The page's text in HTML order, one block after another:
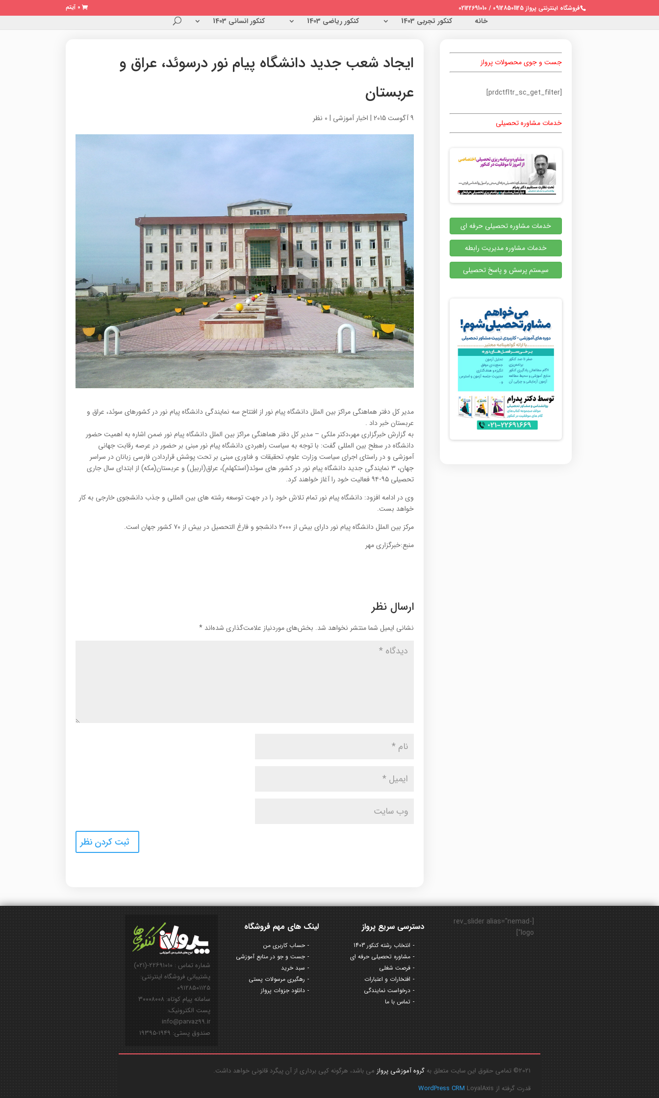
فروشگاه اینترنتی پرواز 09128501125 / 02122691010 0 آیتم
خانه کنکور تجربی 1403 کنکور ریاضی 1403 کنکور انسانی 1403
ایجاد شعب جدید دانشگاه پیام نور درسوئد، عراق و
عربستان
9 آگوست 2015 | اخبار آموزشی | 0 نظر
مدیر کل دفتر هماهنگی مراکز بین الملل دانشگاه پیام نور از افتتاح سه نمایندگی دانشگاه پیام نور در کشورهای سوئد، عراق و
عربستان خبر داد .
به گزارش خبرگزاری مهر،دکتر ملکی – مدیر کل دفتر هماهنگی مراکز بین الملل دانشگاه پیام نور ضمن اشاره به اهمیت حضور
دانشگاه در سطح بین المللی گفت: با توجه به سیاست راهبردی دانشگاه پیام نور مبنی بر حضور در عرصه رقابت جهانی
آموزشی و در راستای اجرای سیاست وزارت علوم، تحقیقات و فناوری مبنی بر تحت پوشش قراردادن فارسی زبانان در سراسر
جهان، ۳ نمایندگی جدید دانشگاه پیام نور در کشور های سوئد(استکهلم)، عراق(اربیل) و عربستان(مکه) از ابتدای سال جاری
تحصیلی ۹۵-۹۴ فعالیت خود را آغاز خواهند کرد.
وی در ادامه افزود: دانشگاه پیام نور تمام تلاش خود را در جهت توسعه رشته های بین المللی و جذب دانشجوی خارجی به کار
خواهد بست.
مرکز بین الملل دانشگاه پیام نور دارای بیش از ۲۰۰۰ دانشجو و فارغ التحصیل در بیش از ۷۰ کشور جهان است.
منبع:خبرگزاری مهر
ارسال نظر
نشانی ایمیل شما منتشر نخواهد شد. بخش‌های موردنیاز علامت‌گذاری شده‌اند *
جست و جوی محصولات پرواز
[prdctfltr_sc_get_filter]
خدمات مشاوره تحصیلی
خدمات مشاوره تحصیلی حرفه ای
خدمات مشاوره مدیریت رابطه
سیستم پرسش و پاسخ تحصیلی
شماره تماس : ۲۲۶۹۱۰۱۰-(۰۲۱)
پشتیبانی فروشگاه اینترنتی:
۰۹۱۲۸۵۰۱۱۲۵
سامانه پیام کوتاه: ۳۰۰۰۸۰۰۸
پست الکترونیک:
info@parvaz99.ir
صندوق پستی: ۱۹۴۹-۱۹۳۹۵
لینک های مهم فروشگاه
حساب کاربری من
جست و جو در منابع آموزشی
سبد خرید
رهگیری مرسولات پستی
دانلود جزوات پرواز
دسترسی سریع پرواز
انتخاب رشته کنکور 1403
مشاوره تحصیلی حرفه ای
فرصت شغلی
افتخارات و اعتبارات
درخواست نمایندگی
تماس با ما
[rev_slider alias="nemad-
logo"]
2021© تمامی حقوق این سایت متعلق به گروه آموزشی پرواز می باشد، هرگونه کپی برداری از آن پیگرد قانونی خواهد داشت.
قدرت گرفته از
WordPress CRM LoyalAxis